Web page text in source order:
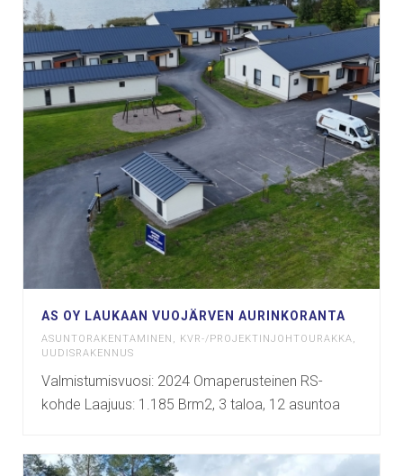
AS OY LAUKAAN VUOJÄRVEN AURINKORANTA
ASUNTORAKENTAMINEN , KVR-/PROJEKTINJOHTOURAKKA,
UUDISRAKENNUS
Valmistumisvuosi: 2024 Omaperusteinen RS-
kohde Laajuus: 1.185 Brm2, 3 taloa, 12 asuntoa